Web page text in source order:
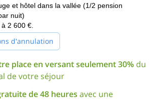
dans le refuge Gouter, avant de
vallée où le programme se termine, avec,
souvenirs impérissables !
Blanc fait partie de la liste des choses à
- réservez pour la rayer de la vôtre !
cela, je propose également une semaine
ici !
jours, 7 sommets sur le Mont Rose,
et hôtel dans la vallée (1/2 pension
nuit)
2 600 €.
d'annulation
place en versant seulement 30% du
de votre séjour
de 48 heures avec une